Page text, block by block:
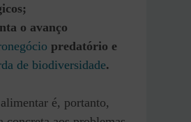
o avanço
onegócio predatório e
de biodiversidade.
é, portanto,